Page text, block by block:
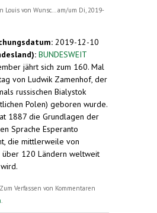
Louis von Wunsc...am/um Di, 2019-
2019-12-10
BUNDESWEIT
jährt sich zum 160. Mal
von Ludwik Zamenhof, der
russischen Bialystok
Polen) geboren wurde.
1887 die Grundlagen der
Sprache Esperanto
die mittlerweile von
über 120 Ländern weltweit
15. Dezember: 160. Geburtstag von
Sprache Esperanto
Zum Verfassen von Kommentaren
.